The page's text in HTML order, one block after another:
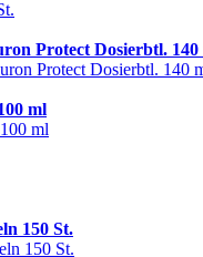
Protect Dosierbtl. 140
ml
150 St.